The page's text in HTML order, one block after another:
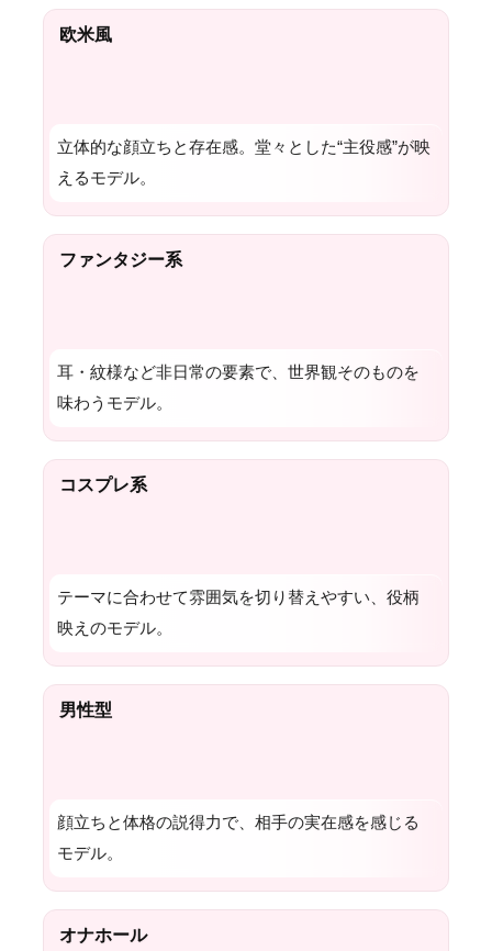
欧米風
立体的な顔立ちと存在感。堂々とした“主役感”が映
えるモデル。
ファンタジー系
耳・紋様など非日常の要素で、世界観そのものを
味わうモデル。
コスプレ系
テーマに合わせて雰囲気を切り替えやすい、役柄
映えのモデル。
男性型
顔立ちと体格の説得力で、相手の実在感を感じる
モデル。
オナホール